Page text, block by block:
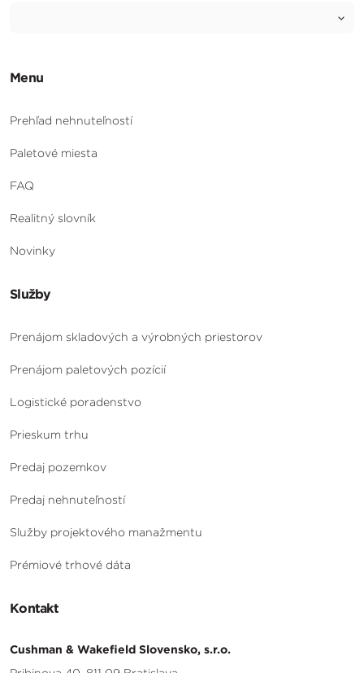
Menu
Prehľad nehnuteľností
Paletové miesta
FAQ
Realitný slovník
Novinky
Služby
Prenájom skladových a výrobných priestorov
Prenájom paletových pozícií
Logistické poradenstvo
Prieskum trhu
Predaj pozemkov
Predaj nehnuteľností
Služby projektového manažmentu
Prémiové trhové dáta
Kontakt
Cushman & Wakefield Slovensko, s.r.o.